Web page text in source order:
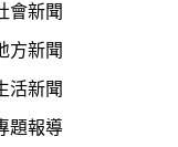
會新聞
方新聞
活新聞
題報導